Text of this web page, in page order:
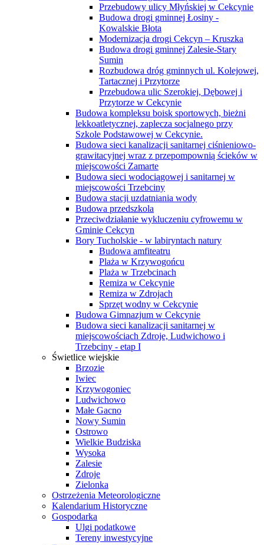
Przebudowy ulicy Młyńskiej w Cekcynie
Budowa drogi gminnej Łosiny -
Kowalskie Błota
Modernizacja drogi Cekcyn – Kruszka
Budowa drogi gminnej Zalesie-Stary
Sumin
Rozbudowa dróg gminnych ul. Kolejowej,
Tartacznej i Przytorze
Przebudowa ulic Szerokiej, Dębowej i
Przytorze w Cekcynie
Budowa kompleksu boisk sportowych, bieżni
lekkoatletycznej, zaplecza socjalnego przy
Szkole Podstawowej w Cekcynie.
Budowa sieci kanalizacji sanitarnej ciśnieniowo-
grawitacyjnej wraz z przepompownią ścieków w
miejscowości Zamarte
Budowa sieci wodociągowej i sanitarnej w
miejscowości Trzebciny
Budowa stacji uzdatniania wody
Budowa przedszkola
Przeciwdziałanie wykluczeniu cyfrowemu w
Gminie Cekcyn
Bory Tucholskie - w labiryntach natury
Budowa amfiteatru
Plaża w Krzywogońcu
Plaża w Trzebcinach
Remiza w Cekcynie
Remiza w Zdrojach
Sprzęt wodny w Cekcynie
Budowa Gimnazjum w Cekcynie
Budowa sieci kanalizacji sanitarnej w
miejscowościach Zdroje, Ludwichowo i
Trzebciny - etap I
Świetlice wiejskie
Brzozie
Iwiec
Krzywogoniec
Ludwichowo
Małe Gacno
Nowy Sumin
Ostrowo
Wielkie Budziska
Wysoka
Zalesie
Zdroje
Zielonka
Ostrzeżenia Meteorologiczne
Kalendarium Historyczne
Gospodarka
Ulgi podatkowe
Tereny inwestycyjne